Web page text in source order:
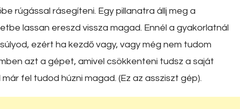
rúgással rásegíteni. Egy pillanatra állj meg a
lassan ereszd vissza magad. Ennél a gyakorlatnál
ezért ha kezdő vagy, vagy még nem tudom
azt a gépet, amivel csökkenteni tudsz a saját
fel tudod húzni magad. (Ez az assziszt gép).